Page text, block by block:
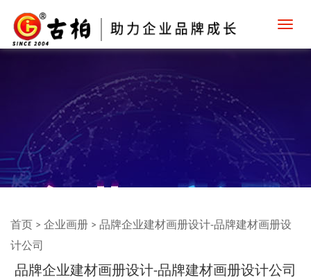
首页 > 企业画册 > 品牌企业建材画册设计-品牌建材画册设
计公司
品牌企业建材画册设计-品牌建材画册设计公司